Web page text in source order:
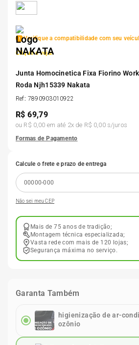
Verifique a compatibilidade com seu
Clique e veja!
Junta Homocinetica Fixa Fiorino
Roda Njh15339 Nakata
Ref: 7890903010922
R$69,79
ou R$ 0,00 em até 2x de R$ 0,00s/juros
Formas de Pagamento
Calcule o frete e prazo de entrega
Não sei meu CEP
Mais de 75 anos de tradição;
Montagem técnica especializada;
Vasta rede com mais de 120 lojas;
Segurança máxima no serviço.
Garanta Também
higienização de ar-
ozônio
5º
6º
7º 185 65r15
8 º
10º Pneu